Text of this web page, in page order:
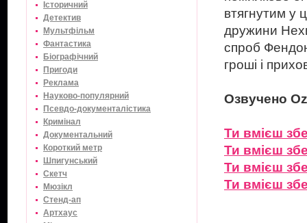
Історичний
Детектив
Мультфільм
Фантастика
Біографічний
Пригоди
Реклама
Науково-популярний
Псевдо-документалістика
Кримінал
Документальний
Короткий метр
Шпигунський
Скетч
Мюзікл
Стенд-ап
Артхаус
втягнутим у
дружини
спроб
гроші і
Озвучено
Ти вмієш
Ти вмієш
Ти вмієш
Ти вмієш